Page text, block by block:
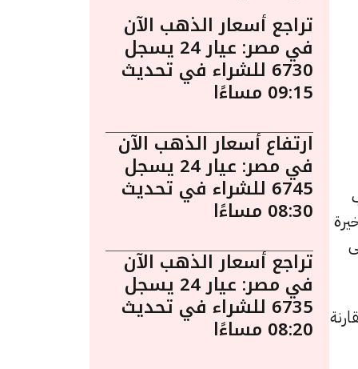
بقيمة 2 جنيهات مقارنة
تراجع أسعار الذهب الآن
في مصر: عيار 24 يسجل
6730 للشراء في تحديث
09:15 مساءًا
ارتفاع أسعار الذهب الآن
في مصر: عيار 24 يسجل
6745 للشراء في تحديث
08:30 مساءًا
تراجع أسعار الذهب الآن
في مصر: عيار 24 يسجل
6735 للشراء في تحديث
08:20 مساءًا